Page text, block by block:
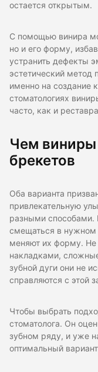
остается открытым.
С помощью винира
но и его форму,
устранить дефекты
эстетический метод
именно на создание
стоматологиях
часто, как и
Чем виниры
брекетов
Оба варианта
привлекательную
разными способами.
смещаться в нужном
меняют их форму. Не
накладками,
зубной дуги они не
справляются с этой
Чтобы выбрать
стоматолога. Он
зубном ряду, и уже
оптимальный